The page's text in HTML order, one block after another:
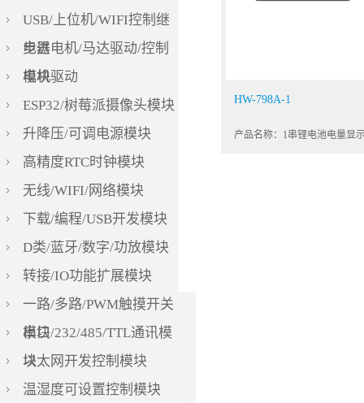
USB/上位机/WIFI控制继
电器
步进电机/马达驱动/控制
模块
电机驱动
ESP32/树莓派摄像头模块
升降压/可调电源模块
高精度RTC时钟模块
无线/WIFI/网络模块
下载/编程/USB开发模块
D类/蓝牙/数字/功放模块
转接/IO功能扩展模块
一路/多路/PWM触摸开关
模块
串口/232/485/TTL通讯模
块
以太网开发控制模块
温湿度可设置控制模块
HW-798A-1